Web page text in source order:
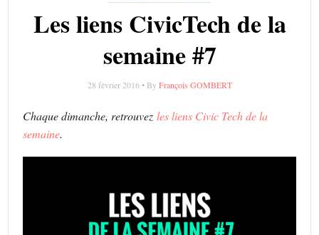
Les liens CivicTech de la
semaine #7
28 février 2016 • By François GOMBERT
Chaque dimanche, retrouvezles liens Civic Tech de la
semaine.